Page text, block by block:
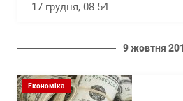
17 грудня, 08:54
9 жовтня
Економіка